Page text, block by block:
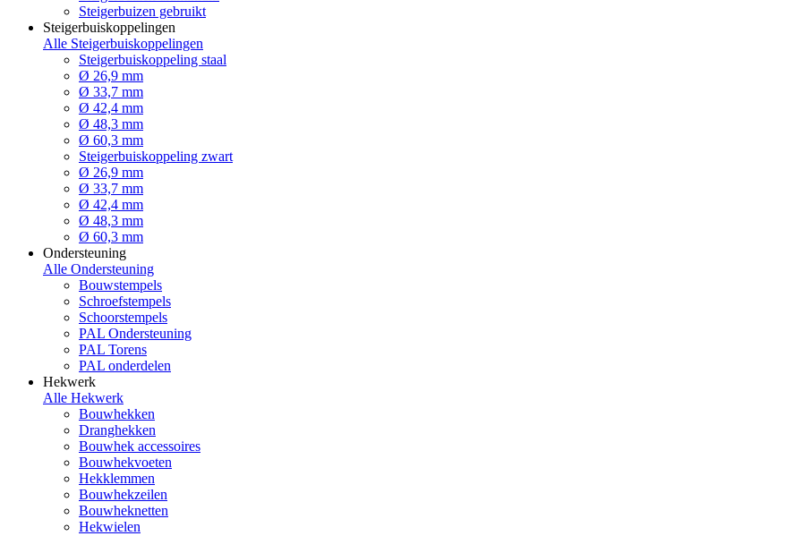
Steigerbuizen gebruikt
Steigerbuiskoppelingen
Alle Steigerbuiskoppelingen
Steigerbuiskoppeling staal
Ø 26,9 mm
Ø 33,7 mm
Ø 42,4 mm
Ø 48,3 mm
Ø 60,3 mm
Steigerbuiskoppeling zwart
Ø 26,9 mm
Ø 33,7 mm
Ø 42,4 mm
Ø 48,3 mm
Ø 60,3 mm
Ondersteuning
Alle Ondersteuning
Bouwstempels
Schroefstempels
Schoorstempels
PAL Ondersteuning
PAL Torens
PAL onderdelen
Hekwerk
Alle Hekwerk
Bouwhekken
Dranghekken
Bouwhek accessoires
Bouwhekvoeten
Hekklemmen
Bouwhekzeilen
Bouwheknetten
Hekwielen